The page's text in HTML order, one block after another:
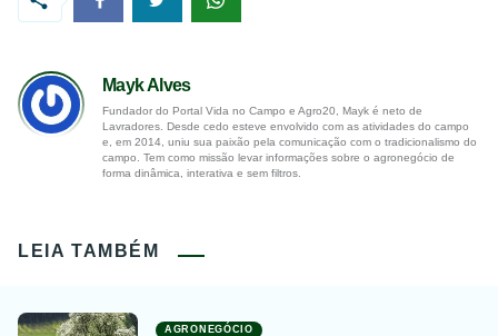
Mayk Alves
Fundador do Portal Vida no Campo e Agro20, Mayk é neto de
Lavradores. Desde cedo esteve envolvido com as atividades do campo
e, em 2014, uniu sua paixão pela comunicação com o tradicionalismo do
campo. Tem como missão levar informações sobre o agronegócio de
forma dinâmica, interativa e sem filtros.
LEIA TAMBÉM
AGRONEGÓCIO